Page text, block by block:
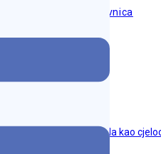
Naslovnica